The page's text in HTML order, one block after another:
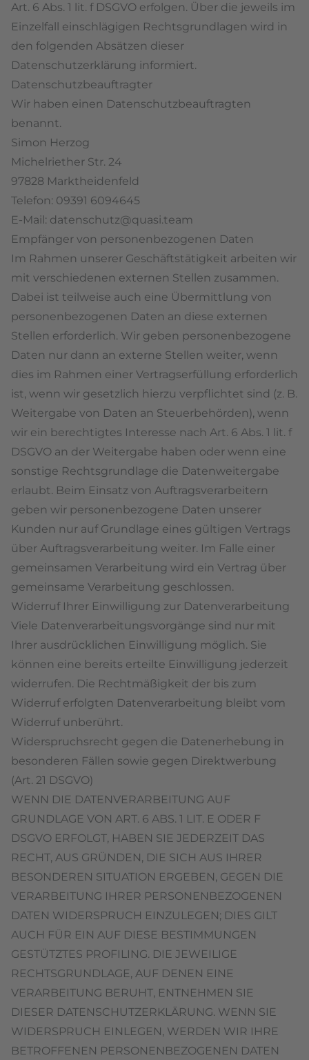
Art. 6 Abs. 1 lit. f DSGVO erfolgen. Über die jeweils im
Einzelfall einschlägigen Rechtsgrundlagen wird in
den folgenden Absätzen dieser
Datenschutzerklärung informiert.
Datenschutz­beauftragter
Wir haben einen Datenschutzbeauftragten
benannt.
Simon Herzog
Michelriether Str. 24
97828 Marktheidenfeld
Telefon: 09391 6094645
E-Mail: datenschutz@quasi.team
Empfänger von personenbezogenen Daten
Im Rahmen unserer Geschäftstätigkeit arbeiten wir
mit verschiedenen externen Stellen zusammen.
Dabei ist teilweise auch eine Übermittlung von
personenbezogenen Daten an diese externen
Stellen erforderlich. Wir geben personenbezogene
Daten nur dann an externe Stellen weiter, wenn
dies im Rahmen einer Vertragserfüllung erforderlich
ist, wenn wir gesetzlich hierzu verpflichtet sind (z. B.
Weitergabe von Daten an Steuerbehörden), wenn
wir ein berechtigtes Interesse nach Art. 6 Abs. 1 lit. f
DSGVO an der Weitergabe haben oder wenn eine
sonstige Rechtsgrundlage die Datenweitergabe
erlaubt. Beim Einsatz von Auftragsverarbeitern
geben wir personenbezogene Daten unserer
Kunden nur auf Grundlage eines gültigen Vertrags
über Auftragsverarbeitung weiter. Im Falle einer
gemeinsamen Verarbeitung wird ein Vertrag über
gemeinsame Verarbeitung geschlossen.
Widerruf Ihrer Einwilligung zur Datenverarbeitung
Viele Datenverarbeitungsvorgänge sind nur mit
Ihrer ausdrücklichen Einwilligung möglich. Sie
können eine bereits erteilte Einwilligung jederzeit
widerrufen. Die Rechtmäßigkeit der bis zum
Widerruf erfolgten Datenverarbeitung bleibt vom
Widerruf unberührt.
Widerspruchsrecht gegen die Datenerhebung in
besonderen Fällen sowie gegen Direktwerbung
(Art. 21 DSGVO)
WENN DIE DATENVERARBEITUNG AUF
GRUNDLAGE VON ART. 6 ABS. 1 LIT. E ODER F
DSGVO ERFOLGT, HABEN SIE JEDERZEIT DAS
RECHT, AUS GRÜNDEN, DIE SICH AUS IHRER
BESONDEREN SITUATION ERGEBEN, GEGEN DIE
VERARBEITUNG IHRER PERSONENBEZOGENEN
DATEN WIDERSPRUCH EINZULEGEN; DIES GILT
AUCH FÜR EIN AUF DIESE BESTIMMUNGEN
GESTÜTZTES PROFILING. DIE JEWEILIGE
RECHTSGRUNDLAGE, AUF DENEN EINE
VERARBEITUNG BERUHT, ENTNEHMEN SIE
DIESER DATENSCHUTZERKLÄRUNG. WENN SIE
WIDERSPRUCH EINLEGEN, WERDEN WIR IHRE
BETROFFENEN PERSONENBEZOGENEN DATEN